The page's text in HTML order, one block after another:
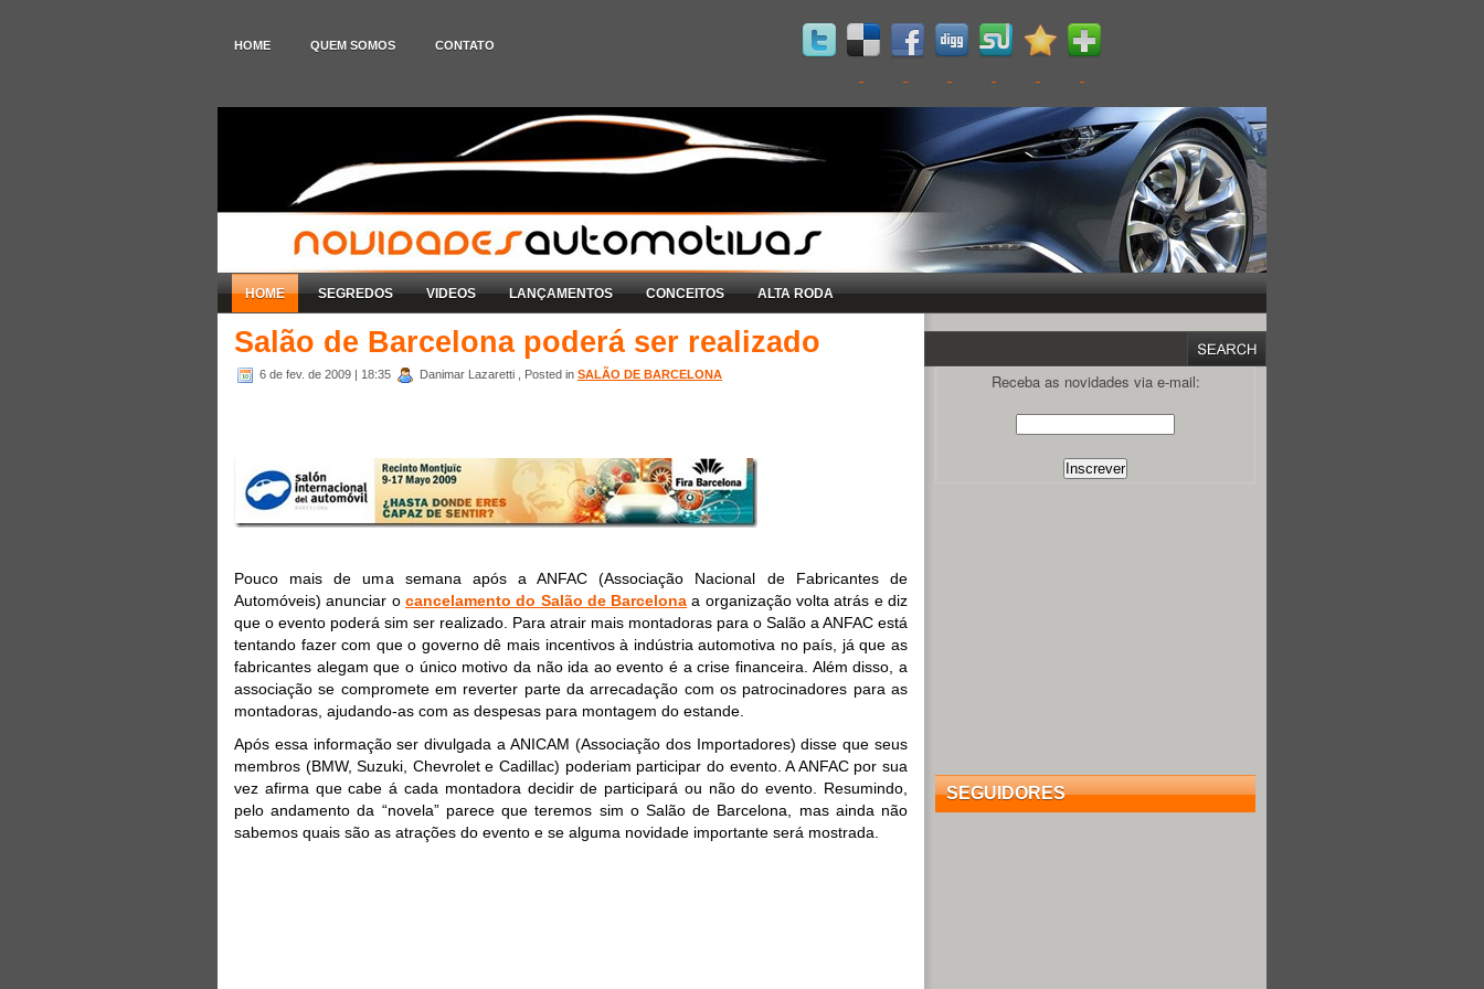
HOME QUEM SOMOS CONTATO
HOME SEGREDOS VIDEOS LANÇAMENTOS CONCEITOS ALTA RODA
Salão de Barcelona poderá ser realizado
6 de fev. de 2009 | 18:35 Danimar Lazaretti , Posted in SALÃO DE BARCELONA
Pouco mais de uma semana após a ANFAC (Associação Nacional de Fabricantes de
Automóveis) anunciar o cancelamento do Salão de Barcelona a organização volta atrás e diz
que o evento poderá sim ser realizado. Para atrair mais montadoras para o Salão a ANFAC está
tentando fazer com que o governo dê mais incentivos à indústria automotiva no país, já que as
fabricantes alegam que o único motivo da não ida ao evento é a crise financeira. Além disso, a
associação se compromete em reverter parte da arrecadação com os patrocinadores para as
montadoras, ajudando-as com as despesas para montagem do estande.
Após essa informação ser divulgada a ANICAM (Associação dos Importadores) disse que seus
membros (BMW, Suzuki, Chevrolet e Cadillac) poderiam participar do evento. A ANFAC por sua
vez afirma que cabe á cada montadora decidir de participará ou não do evento. Resumindo,
pelo andamento da “novela” parece que teremos sim o Salão de Barcelona, mas ainda não
sabemos quais são as atrações do evento e se alguma novidade importante será mostrada.
Receba as novidades via e-mail:
SEGUIDORES